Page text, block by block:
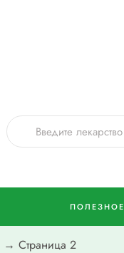
ПОЛЕЗНОЕ
→ Страница 2